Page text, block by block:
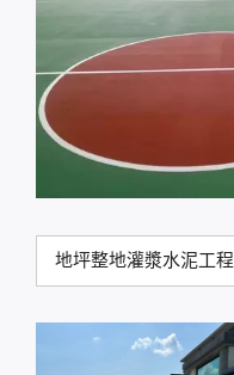
地坪整地灌漿水泥工程